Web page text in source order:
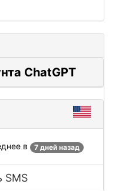
ChatGPT
в 7 дней назад
SMS